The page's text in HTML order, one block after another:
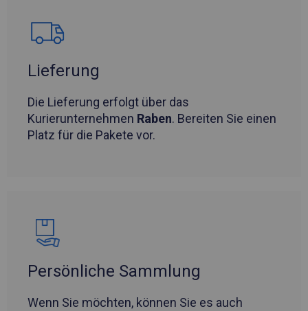
Lieferung
Die Lieferung erfolgt über das
Kurierunternehmen Raben. Bereiten Sie einen
Platz für die Pakete vor.
Persönliche Sammlung
Wenn Sie möchten, können Sie es auch